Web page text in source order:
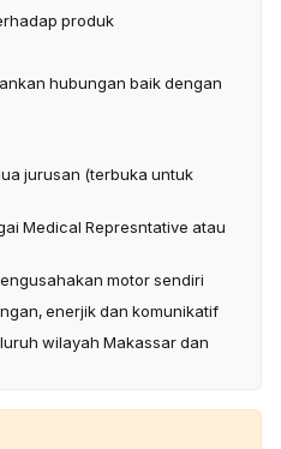
produk
hubungan baik dengan
jurusan (terbuka untuk
Medical Represntative atau
motor sendiri
enerjik dan komunikatif
wilayah Makassar dan